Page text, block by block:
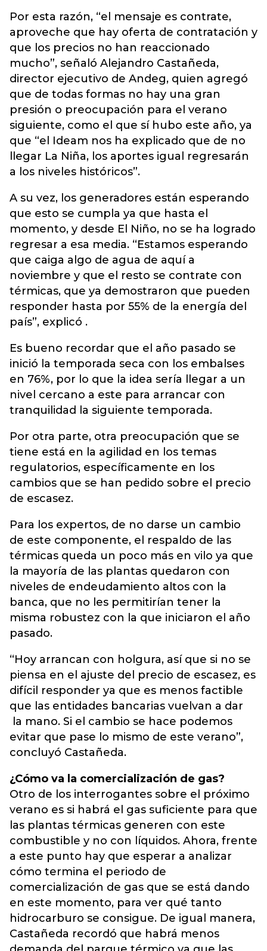
Por esta razón, “el mensaje es contrate,
aproveche que hay oferta de contratación y
que los precios no han reaccionado
mucho”, señaló Alejandro Castañeda,
director ejecutivo de Andeg, quien agregó
que de todas formas no hay una gran
presión o preocupación para el verano
siguiente, como el que sí hubo este año, ya
que “el Ideam nos ha explicado que de no
llegar La Niña, los aportes igual regresarán
a los niveles históricos”.
A su vez, los generadores están esperando
que esto se cumpla ya que hasta el
momento, y desde El Niño, no se ha logrado
regresar a esa media. “Estamos esperando
que caiga algo de agua de aquí a
noviembre y que el resto se contrate con
térmicas, que ya demostraron que pueden
responder hasta por 55% de la energía del
país”, explicó .
Es bueno recordar que el año pasado se
inició la temporada seca con los embalses
en 76%, por lo que la idea sería llegar a un
nivel cercano a este para arrancar con
tranquilidad la siguiente temporada.
Por otra parte, otra preocupación que se
tiene está en la agilidad en los temas
regulatorios, específicamente en los
cambios que se han pedido sobre el precio
de escasez.
Para los expertos, de no darse un cambio
de este componente, el respaldo de las
térmicas queda un poco más en vilo ya que
la mayoría de las plantas quedaron con
niveles de endeudamiento altos con la
banca, que no les permitirían tener la
misma robustez con la que iniciaron el año
pasado.
“Hoy arrancan con holgura, así que si no se
piensa en el ajuste del precio de escasez, es
difícil responder ya que es menos factible
que las entidades bancarias vuelvan a dar
la mano. Si el cambio se hace podemos
evitar que pase lo mismo de este verano”,
concluyó Castañeda.
¿Cómo va la comercialización de gas?
Otro de los interrogantes sobre el próximo
verano es si habrá el gas suficiente para que
las plantas térmicas generen con este
combustible y no con líquidos. Ahora, frente
a este punto hay que esperar a analizar
cómo termina el periodo de
comercialización de gas que se está dando
en este momento, para ver qué tanto
hidrocarburo se consigue. De igual manera,
Castañeda recordó que habrá menos